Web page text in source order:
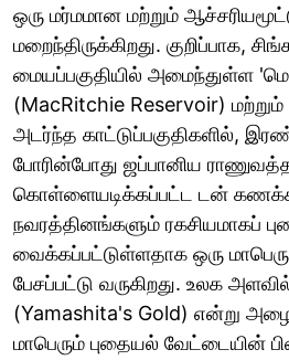
ஒரு மர்மமான மற்றும்
மறைந்திருக்கிறது. குறிப்பாக,
மையப்பகுதியில் அமைந்துள்ள
(MacRitchie Reservoir) மற்றும்
அடர்ந்த காட்டுப்பகுதிகளில்,
போரின்போது ஜப்பானிய
கொள்ளையடிக்கப்பட்ட டன்
நவரத்தினங்களும் ரகசியமாகப்
வைக்கப்பட்டுள்ளதாக ஒரு
பேசப்பட்டு வருகிறது. உலக
(Yamashita's Gold) என்று
மாபெரும் புதையல் வேட்டையின்